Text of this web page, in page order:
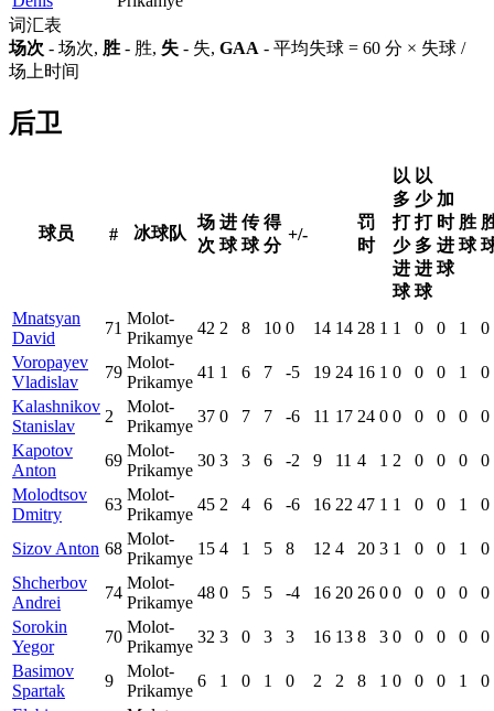
词汇表
场次 - 场次, 胜 - 胜, 失 - 失, GAA - 平均失球 = 60 分 × 失球 /
场上时间
后卫
球员 # 冰球队
场
次
进
球
传
球
得
分
+/-
罚
时
以
多
打
少
进
球
以
少
打
多
进
球
加
时
进
球
胜
球
Mnatsyan
David
71
Molot-
Prikamye
42 2 8 10 0 14 14 28 1 1 0 0 1
0
Voropayev
Vladislav
79
Molot-
Prikamye
41 1 6 7 -5 19 24 16 1 0 0 0 1
0
Kalashnikov
Stanislav
2
Molot-
Prikamye
37 0 7 7 -6 11 17 24 0 0 0 0 0
0
Kapotov
Anton
69
Molot-
Prikamye
30 3 3 6 -2 9 11 4 1 2 0 0 0
0
Molodtsov
Dmitry
63
Molot-
Prikamye
45 2 4 6 -6 16 22 47 1 1 0 0 1 0
Sizov Anton 68
Molot-
Prikamye
15 4 1 5 8 12 4 20 3 1 0 0 1
0
Shcherbov
Andrei
74
Molot-
Prikamye
48 0 5 5 -4 16 20 26 0 0 0 0 0
0
Sorokin
Yegor
70
Molot-
Prikamye
32 3 0 3 3 16 13 8 3 0 0 0 0
0
Basimov
Spartak
9
Molot-
Prikamye
6 1 0 1 0 2 2 8 1 0 0 0 1
0